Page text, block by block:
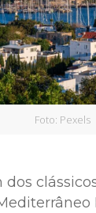
Foto: Pexels